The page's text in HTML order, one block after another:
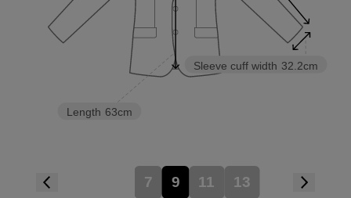
Sleeve cuff width 32.2cm
Length 63cm
7 9 11 13